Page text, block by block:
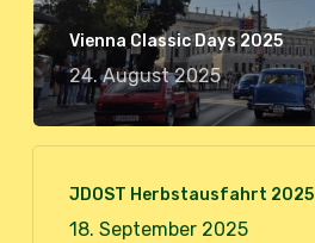
Vienna Classic Days 2025
24. August 2025
JDOST Herbstausfahrt 2025
18. September 2025